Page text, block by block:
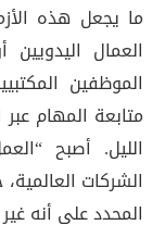
ما يجعل هذه
العمال
الموظفين
متابعة المهام
الليل. أصبح
الشركات
المحدد على أنه